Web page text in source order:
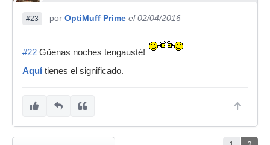
#23 por OptiMuff Prime el 02/04/2016
#22 Güenas noches tengausté!
Aquí tienes el significado.